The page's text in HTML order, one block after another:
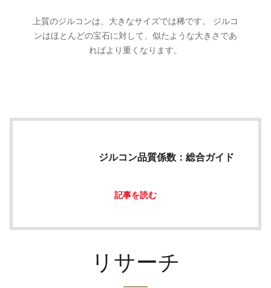
上質のジルコンは、大きなサイズでは稀です。 ジルコ
ンはほとんどの宝石に対して、似たような大きさであ
ればより重くなります。
ジルコン品質係数：総合ガイド
記事を読む
リサーチ